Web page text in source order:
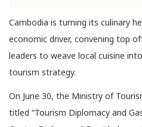
Cambodia is turning its culinary
economic driver, convening top
leaders to weave local cuisine
tourism strategy.
On June 30, the Ministry of
titled “Tourism Diplomacy and